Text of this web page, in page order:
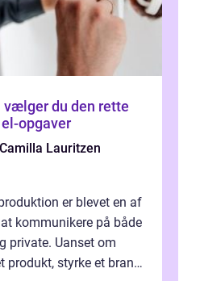
vælger du den rette
opgaver
Camilla Lauritzen
er blevet en af
kommunikere på både
private. Uanset om
styrke et brand,